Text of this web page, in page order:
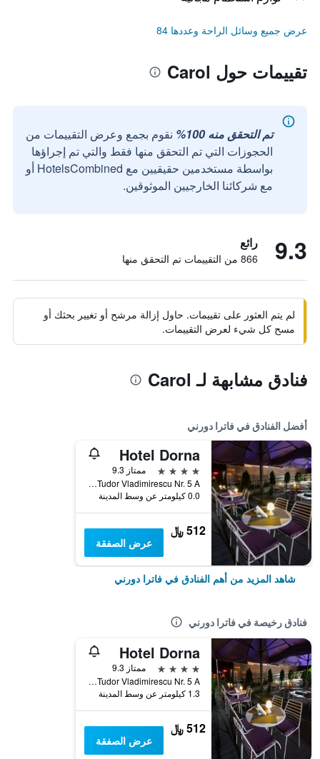
عرض جميع وسائل الراحة وعددها 84
تقييمات حول Carol
تم التحقق منه 100%
نقوم بجمع وعرض التقييمات من
الحجوزات التي تم التحقق منها فقط والتي تم إجراؤها
بواسطة مستخدمين حقيقيين مع HotelsCombined أو
مع شركائنا الخارجيين الموثوقين.
9.3 رائع
866 من التقييمات تم التحقق منها
لم يتم العثور على تقييمات. حاول إزالة مرشح أو تغيير بحثك أو
مسح كل شيء لعرض التقييمات.
فنادق مشابهة لـ Carol
أفضل الفنادق في فاترا دورني
Hotel Dorna
4 نجوم
ممتاز 9.3
Str. Tudor Vladimirescu Nr. 5 A, فاترا دورني, رومانيا
0.0 كيلومتر عن وسط المدينة
512 ﷼
عرض الصفقة
شاهد المزيد من أهم الفنادق في فاترا دورني
فنادق رخيصة في فاترا دورني
Hotel Dorna
4 نجوم
ممتاز 9.3
Str. Tudor Vladimirescu Nr. 5 A, فاترا دورني, رومانيا
1.3 كيلومتر عن وسط المدينة
512 ﷼
عرض الصفقة